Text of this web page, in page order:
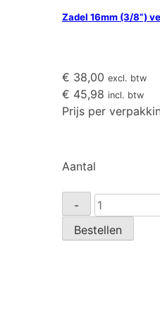
Zadel 16mm (3/8”)
€ 38,00 excl. btw
€ 45,98 incl. btw
Prijs per
Aantal
-
Zadel
16mm
(3/8”)
Bestellen